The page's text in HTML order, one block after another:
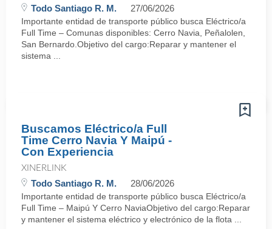
Todo Santiago R. M. 27/06/2026
Importante entidad de transporte público busca Eléctrico/a
Full Time – Comunas disponibles: Cerro Navia, Peñalolen,
San Bernardo.Objetivo del cargo:Reparar y mantener el
sistema ...
Buscamos Eléctrico/a Full
Time Cerro Navia Y Maipú -
Con Experiencia
XINERLINK
Todo Santiago R. M. 28/06/2026
Importante entidad de transporte público busca Eléctrico/a
Full Time – Maipú Y Cerro NaviaObjetivo del cargo:Reparar
y mantener el sistema eléctrico y electrónico de la flota ...